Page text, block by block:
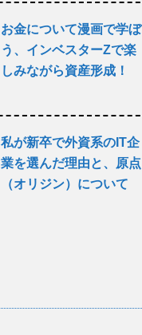
お金について漫画で学ぼ
う、インベスターZで楽
しみながら資産形成！
私が新卒で外資系のIT企
業を選んだ理由と、原点
（オリジン）について